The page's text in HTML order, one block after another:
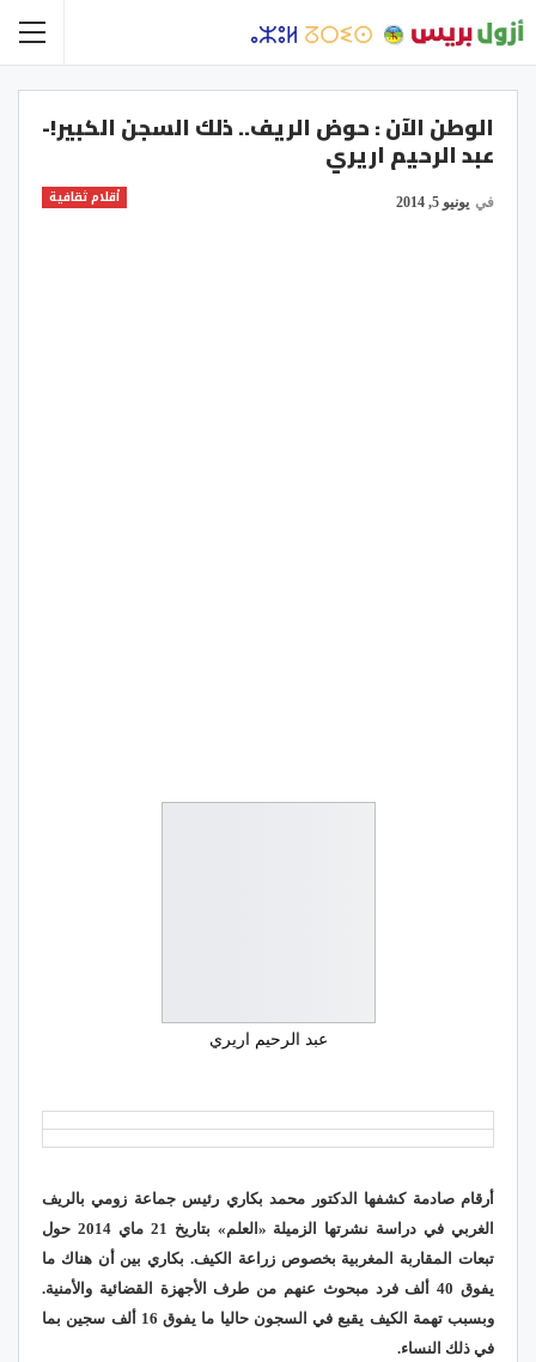
الوطن الآن : حوض الريف.. ذلك السجن الكبير!-
عبد الرحيم اريري
أقلام ثقافية في يونيو 5, 2014
عبد الرحيم اريري
أرقام صادمة كشفها الدكتور محمد بكاري رئيس جماعة زومي بالريف
الغربي في دراسة نشرتها الزميلة «العلم» بتاريخ 21 ماي 2014 حول
تبعات المقاربة المغربية بخصوص زراعة الكيف. بكاري بين أن هناك ما
يفوق 40 ألف فرد مبحوث عنهم من طرف الأجهزة القضائية والأمنية.
وبسبب تهمة الكيف يقبع في السجون حاليا ما يفوق 16 ألف سجين بما
في ذلك النساء.